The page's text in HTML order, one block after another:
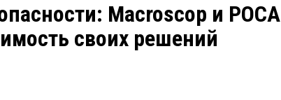
Macroscop и РОСА
своих решений